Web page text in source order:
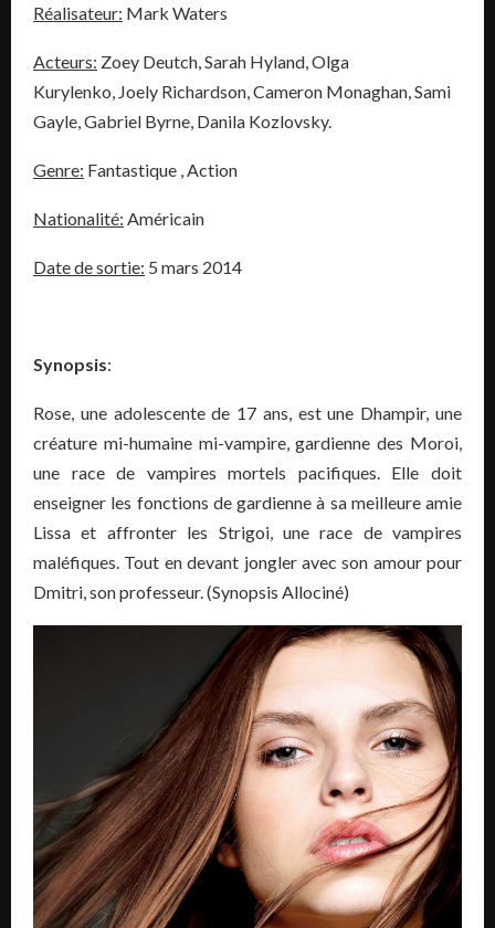
Réalisateur: Mark Waters
Acteurs: Zoey Deutch, Sarah Hyland, Olga
Kurylenko, Joely Richardson, Cameron Monaghan, Sami
Gayle, Gabriel Byrne, Danila Kozlovsky.
Genre: Fantastique , Action
Nationalité: Américain
Date de sortie: 5 mars 2014
Synopsis:
Rose, une adolescente de 17 ans, est une Dhampir, une
créature mi-humaine mi-vampire, gardienne des Moroi,
une race de vampires mortels pacifiques. Elle doit
enseigner les fonctions de gardienne à sa meilleure amie
Lissa et affronter les Strigoi, une race de vampires
maléfiques. Tout en devant jongler avec son amour pour
Dmitri, son professeur. (Synopsis Allociné)